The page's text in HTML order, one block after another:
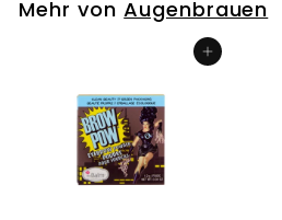
Mehr vonAugenbrauen
In den Einkaufswagen legen